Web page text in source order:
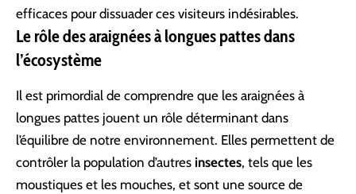
efficaces pour dissuader ces visiteurs indésirables.
Le rôle des araignées à longues pattes dans
l’écosystème
Il est primordial de comprendre que les araignées à
longues pattes jouent un rôle déterminant dans
l’équilibre de notre environnement. Elles permettent de
contrôler la population d’autres insectes, tels que les
moustiques et les mouches, et sont une source de